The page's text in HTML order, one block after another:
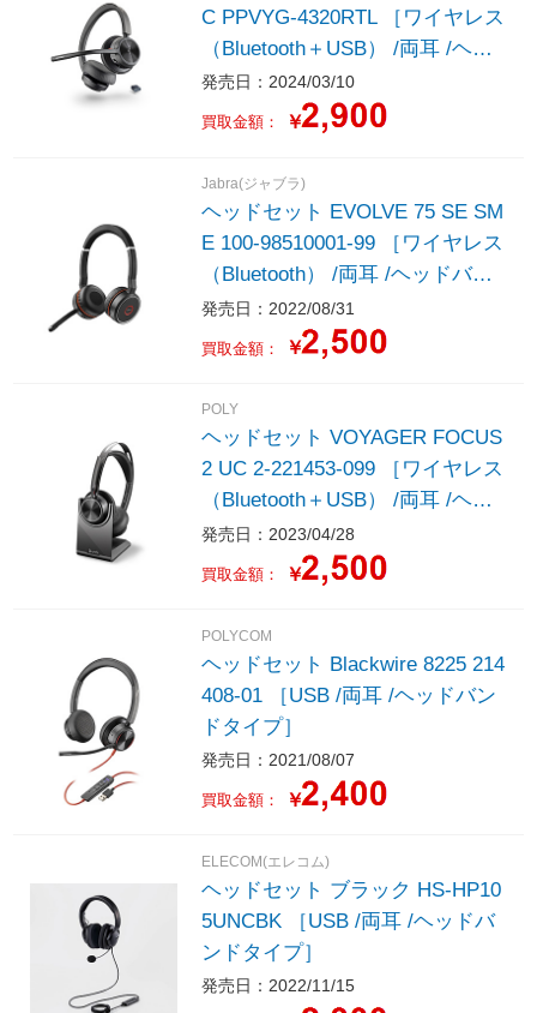
C PPVYG-4320RTL ［ワイヤレス
（Bluetooth＋USB） /両耳 /ヘッ
ドバンドタイプ］
発売日：2024/03/10
買取金額： ￥
Jabra(ジャブラ)
ヘッドセット EVOLVE 75 SE SM
E 100-98510001-99 ［ワイヤレス
（Bluetooth） /両耳 /ヘッドバン
ドタイプ］
発売日：2022/08/31
買取金額： ￥
POLY
ヘッドセット VOYAGER FOCUS
2 UC 2-221453-099 ［ワイヤレス
（Bluetooth＋USB） /両耳 /ヘッ
ドバンドタイプ］
発売日：2023/04/28
買取金額： ￥
POLYCOM
ヘッドセット Blackwire 8225 214
408-01 ［USB /両耳 /ヘッドバン
ドタイプ］
発売日：2021/08/07
買取金額： ￥
ELECOM(エレコム)
ヘッドセット ブラック HS-HP10
5UNCBK ［USB /両耳 /ヘッドバ
ンドタイプ］
発売日：2022/11/15